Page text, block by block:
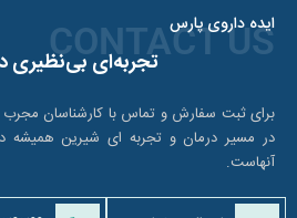
ایده داروی پارس
تجربه‌ای بی‌نظیری
CONTACT US
برای ثبت سفارش و تماس با کارشناسان مجرب با
در مسیر درمان و تجربه ای شیرین همیشه
آنهاست.